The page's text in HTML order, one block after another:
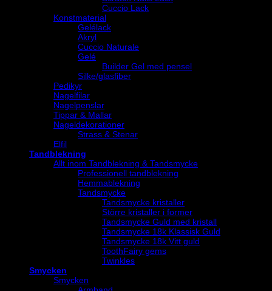
Cuccio Lack
Konstmaterial
Gelélack
Akryl
Cuccio Naturale
Gelé
Builder Gel med pensel
Silke/glasfiber
Pedikyr
Nagelfilar
Nagelpenslar
Tippar & Mallar
Nageldekorationer
Strass & Stenar
Elfil
Tandblekning
Allt inom Tandblekning & Tandsmycke
Professionell tandblekning
Hemmablekning
Tandsmycke
Tandsmycke kristaller
Större kristaller i former
Tandsmycke Guld med kristall
Tandsmycke 18k Klassisk Guld
Tandsmycke 18k Vitt guld
ToothFairy gems
Twinkles
Smycken
Smycken